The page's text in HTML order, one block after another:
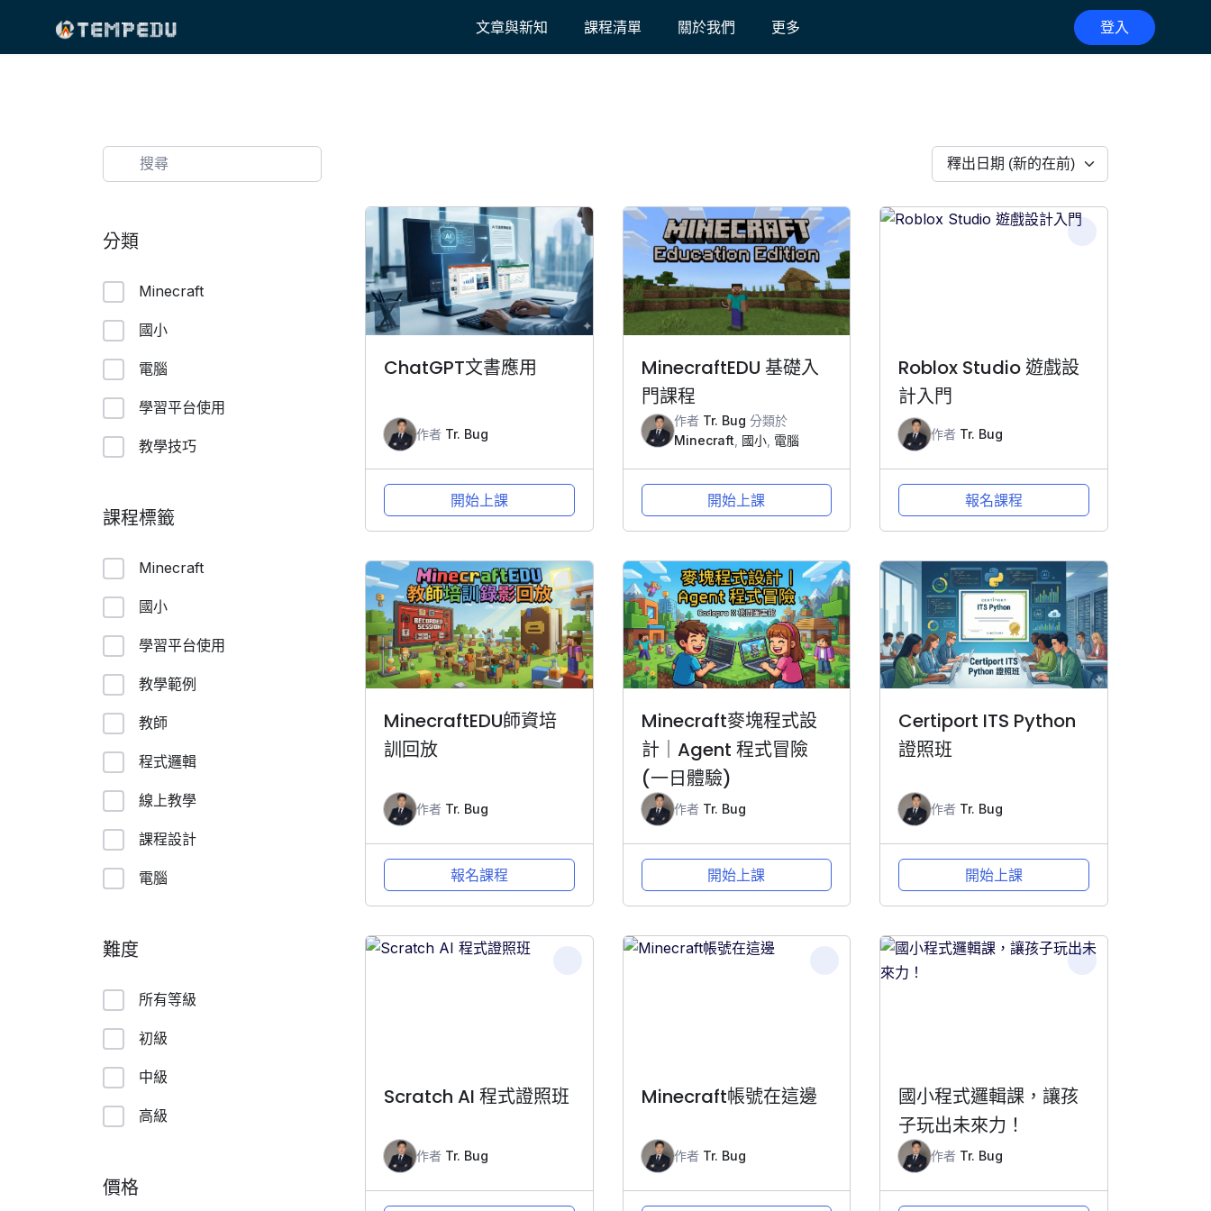
content
文章與新知 課程清單 關於我們 更多 登入
分類
Minecraft
國小
電腦
學習平台使用
教學技巧
課程標籤
Minecraft
國小
學習平台使用
教學範例
教師
程式邏輯
線上教學
課程設計
電腦
難度
所有等級
初級
中級
高級
價格
ChatGPT文書應用
作者 Tr. Bug
開始上課
MinecraftEDU 基礎入
門課程
作者 Tr. Bug 分類於
Minecraft 國小, 電腦
開始上課
Roblox Studio 遊戲設
計入門
作者 Tr. Bug
報名課程
MinecraftEDU師資培
訓回放
作者 Tr. Bug
報名課程
Minecraft麥塊程式設
計｜Agent 程式冒險
(一日體驗)
作者 Tr. Bug
開始上課
Certiport ITS Python
證照班
作者 Tr. Bug
開始上課
Scratch AI 程式證照班
作者 Tr. Bug
Minecraft帳號在這邊
作者 Tr. Bug
國小程式邏輯課，讓孩
子玩出未來力！
作者 Tr. Bug